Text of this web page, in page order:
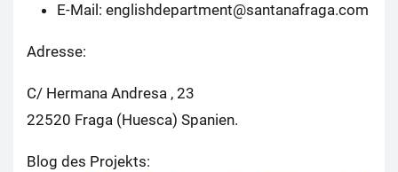
E-Mail: englishdepartment@santanafraga.com
Adresse:
C/ Hermana Andresa , 23
22520 Fraga (Huesca) Spanien.
Blog des Projekts: